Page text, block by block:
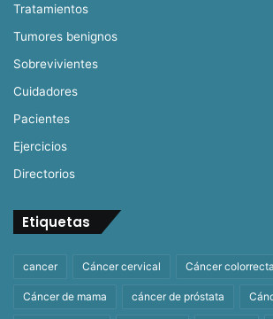
Tratamientos
Tumores benignos
Sobrevivientes
Cuidadores
Pacientes
Ejercicios
Directorios
Etiquetas
cancer Cáncer cervical Cáncer
Cáncer de mama cáncer de próstata